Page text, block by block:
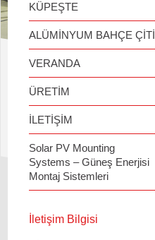
KÜPEŞTE
ALÜMİNYUM BAHÇE ÇİTİ
VERANDA
ÜRETİM
İLETİŞİM
Solar PV Mounting
Systems – Güneş Enerjisi
Montaj Sistemleri
İletişim Bilgisi